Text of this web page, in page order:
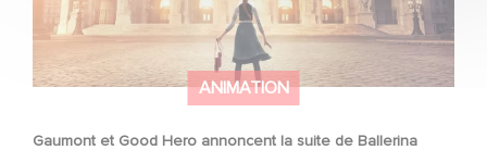
ANIMATION
Gaumont et Good Hero annoncent la suite de Ballerina